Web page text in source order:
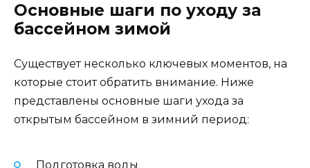
Основные шаги по уходу за
бассейном зимой
Существует несколько ключевых моментов, на
которые стоит обратить внимание. Ниже
представлены основные шаги ухода за
открытым бассейном в зимний период:
Подготовка воды